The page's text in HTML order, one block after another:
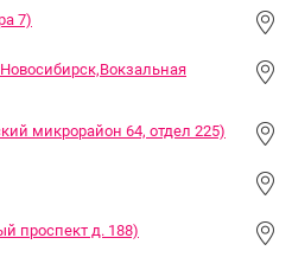
7)
микрорайон 64, отдел 225)
проспект д. 188)